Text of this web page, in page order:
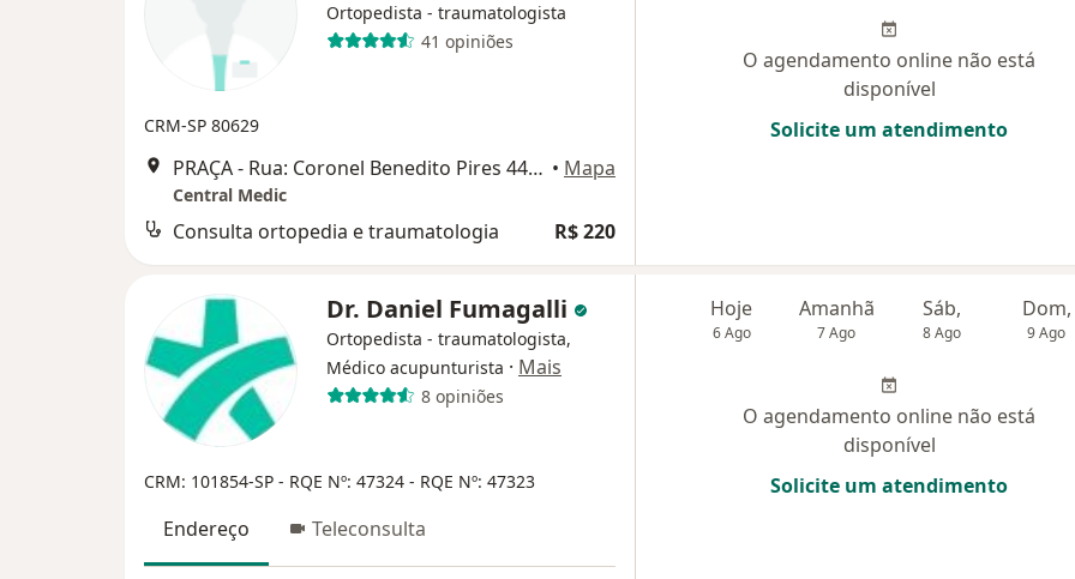
Ortopedista - traumatologista
41 opiniões
CRM-SP 80629
PRAÇA - Rua: Coronel Benedito Pires 44, 8° andar - Centro, Sorocaba • Mapa
Central Medic
Consulta ortopedia e traumatologia R$ 220
O agendamento online não está
disponível
Solicite um atendimento
Dr. Daniel Fumagalli
Ortopedista - traumatologista,
Médico acupunturista · Mais
8 opiniões
CRM: 101854-SP - RQE Nº: 47324 - RQE Nº: 47323
Endereço Teleconsulta
Hoje
6 Ago
Amanhã
7 Ago
Sáb,
8 Ago
Dom,
9 Ago
O agendamento online não está
disponível
Solicite um atendimento